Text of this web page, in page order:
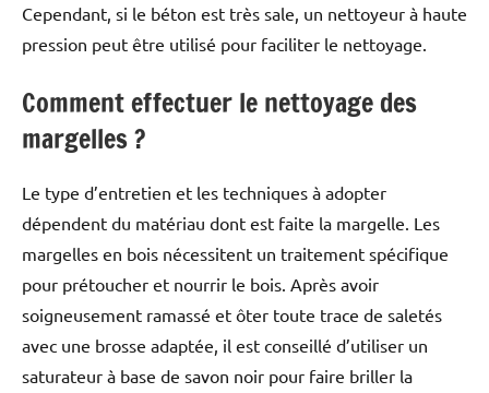
Cependant, si le béton est très sale, un nettoyeur à haute
pression peut être utilisé pour faciliter le nettoyage.
Comment effectuer le nettoyage des
margelles ?
Le type d’entretien et les techniques à adopter
dépendent du matériau dont est faite la margelle. Les
margelles en bois nécessitent un traitement spécifique
pour prétoucher et nourrir le bois. Après avoir
soigneusement ramassé et ôter toute trace de saletés
avec une brosse adaptée, il est conseillé d’utiliser un
saturateur à base de savon noir pour faire briller la